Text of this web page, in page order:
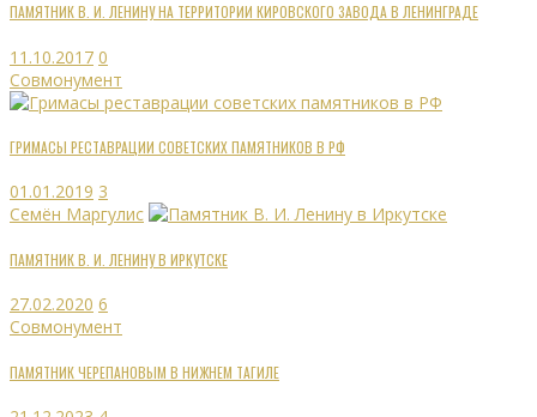
ПАМЯТНИК В. И. ЛЕНИНУ НА ТЕРРИТОРИИ КИРОВСКОГО ЗАВОДА В ЛЕНИНГРАДЕ
11.10.2017 0
Совмонумент
ГРИМАСЫ РЕСТАВРАЦИИ СОВЕТСКИХ ПАМЯТНИКОВ В РФ
01.01.2019 3
Семён Маргулис
ПАМЯТНИК В. И. ЛЕНИНУ В ИРКУТСКЕ
27.02.2020 6
Совмонумент
ПАМЯТНИК ЧЕРЕПАНОВЫМ В НИЖНЕМ ТАГИЛЕ